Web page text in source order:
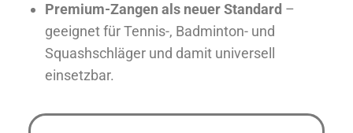
Premium-Zangen als neuer Standard –
geeignet für Tennis-, Badminton- und
Squashschläger und damit universell
einsetzbar.